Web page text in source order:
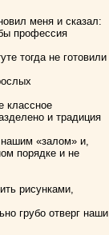
меня и сказал:
профессия
тогда не готовили
классное
и традиция
нашим «залом» и,
порядке и не
рисунками,
грубо отверг наши